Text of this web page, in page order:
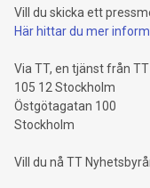
Vill du skicka ett
Här hittar du mer
Via TT, en tjänst från
105 12 Stockholm
Östgötagatan 100
Stockholm
Vill du nå TT